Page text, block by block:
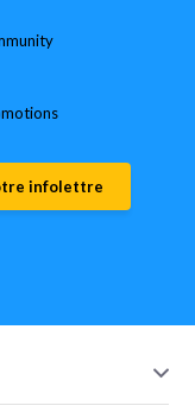
infolettre